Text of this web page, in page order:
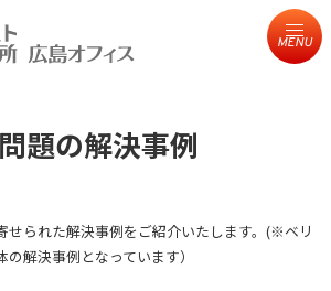
MENU
題の解決事例
せられた解決事例をご紹介いたします。(※ベリ
解決事例となっています）